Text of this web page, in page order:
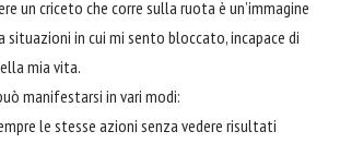
un criceto che corre sulla ruota è un’immagine
situazioni in cui mi sento bloccato, incapace di
mia vita.
manifestarsi in vari modi:
le stesse azioni senza vedere risultati